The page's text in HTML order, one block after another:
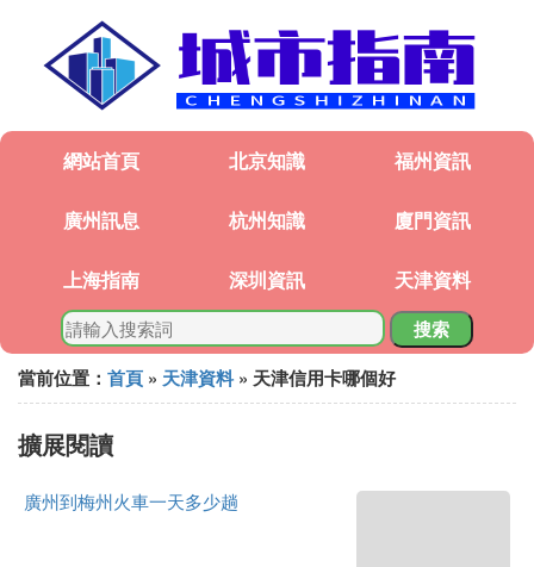
網站首頁 北京知識 福州資訊
廣州訊息 杭州知識 廈門資訊
上海指南 深圳資訊 天津資料
搜索
當前位置： 首頁 » 天津資料 » 天津信用卡哪個好
擴展閱讀
廣州到梅州火車一天多少趟